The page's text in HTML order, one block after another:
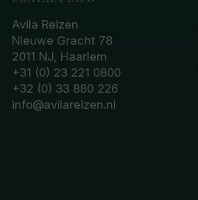
Avila Reizen
Nieuwe Gracht 78
2011 NJ, Haarlem
+31 (0) 23 221 0800
+32 (0) 33 880 226
info@avilareizen.nl